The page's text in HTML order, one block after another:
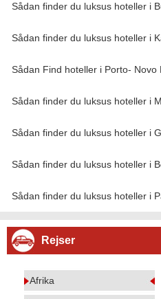
Sådan finder du luksus hoteller i
Sådan finder du luksus hoteller i
Sådan Find hoteller i Porto- Novo
Sådan finder du luksus hoteller i
Sådan finder du luksus hoteller i
Sådan finder du luksus hoteller i
Sådan finder du luksus hoteller i
Rejser
Afrika